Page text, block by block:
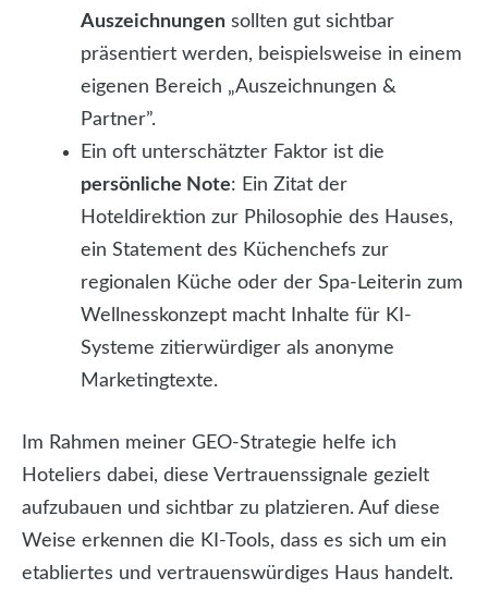
Auszeichnungen sollten gut sichtbar
präsentiert werden, beispielsweise in einem
eigenen Bereich „Auszeichnungen &
Partner”.
Ein oft unterschätzter Faktor ist die
persönliche Note: Ein Zitat der
Hoteldirektion zur Philosophie des Hauses,
ein Statement des Küchenchefs zur
regionalen Küche oder der Spa-Leiterin zum
Wellnesskonzept macht Inhalte für KI-
Systeme zitierwürdiger als anonyme
Marketingtexte.
Im Rahmen meiner GEO-Strategie helfe ich
Hoteliers dabei, diese Vertrauenssignale gezielt
aufzubauen und sichtbar zu platzieren. Auf diese
Weise erkennen die KI-Tools, dass es sich um ein
etabliertes und vertrauenswürdiges Haus handelt.